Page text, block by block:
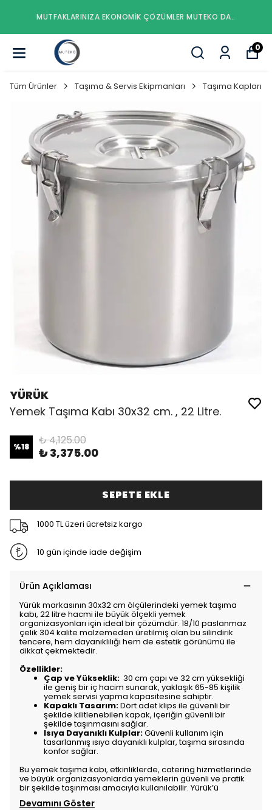
MUTFAKLARINIZA EKONOMIK ÇÖZÜMLER MUTEKO DA..
0
Tüm Ürünler Taşıma & Servis Ekipmanları Taşıma Kapları
YÜRÜK
Yemek Taşıma Kabı 30x32 cm. , 22 Litre.
%18 ₺ 4,125.00
₺ 3,375.00
SEPETE EKLE
1000 TL üzeri ücretsiz kargo
10 gün içinde iade değişim
Ürün Açıklaması
Yürük markasının 30x32 cm ölçülerindeki yemek taşıma
kabı, 22 litre hacmi ile büyük ölçekli yemek
organizasyonları için ideal bir çözümdür. 18/10 paslanmaz
çelik 304 kalite malzemeden üretilmiş olan bu silindirik
tencere, hem dayanıklılığı hem de estetik görünümü ile
dikkat çekmektedir.
Özellikler:
Çap ve Yükseklik: 30 cm çapı ve 32 cm yüksekliği
ile geniş bir iç hacim sunarak, yaklaşık 65-85 kişilik
yemek servisi yapma kapasitesine sahiptir.
Kapaklı Tasarım:Dört adet klips ile güvenli bir
şekilde kilitlenebilen kapak, içeriğin güvenli bir
şekilde taşınmasını sağlar.
Isıya Dayanıklı Kulplar:Güvenli kullanım için
tasarlanmış ısıya dayanıklı kulplar, taşıma sırasında
konfor sağlar.
Bu yemek taşıma kabı, etkinliklerde, catering hizmetlerinde
ve büyük organizasyonlarda yemeklerin güvenli ve pratik
bir şekilde taşınması amacıyla kullanılabilir. Yürük’ü
Devamını Göster